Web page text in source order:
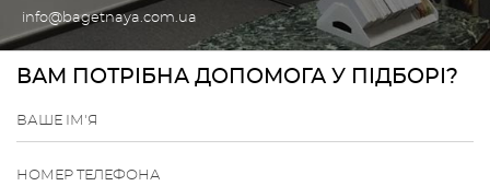
info@bagetnaya.com.ua
ВАМ ПОТРІБНА ДОПОМОГА У ПІДБОРІ?
ВАШЕ ІМ'Я
НОМЕР ТЕЛЕФОНА